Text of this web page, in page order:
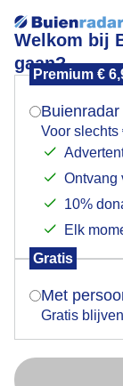
Welkom bij
gaan?
Premium €
Voor slechts
Ontvang
10%
Elk
Gratis
Met
Gratis
Stralende
stralende
Mogen
Indien je
verschijnt